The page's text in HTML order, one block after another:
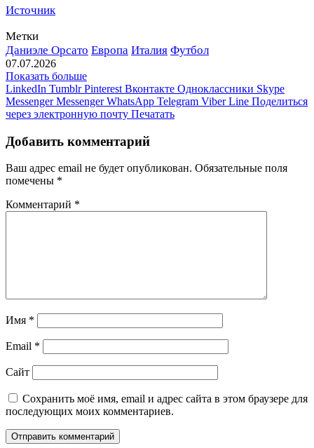
Источник
Метки
Даниэле Орсато Европа Италия Футбол
07.07.2026
Показать больше
LinkedIn Tumblr Pinterest Вконтакте Одноклассники Skype
Messenger Messenger WhatsApp Telegram Viber Line Поделиться
через электронную почту Печатать
Добавить комментарий
Ваш адрес email не будет опубликован. Обязательные поля
помечены *
Комментарий *
Имя *
Email *
Сайт
Сохранить моё имя, email и адрес сайта в этом браузере для
последующих моих комментариев.